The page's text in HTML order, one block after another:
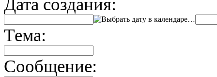
Дата создания:
…
Тема:
Сообщение: